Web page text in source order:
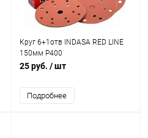
Круг 6+1отв INDASA RED LINE
150мм Р400
25 руб. / шт
Подробнее